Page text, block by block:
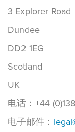
3 Explorer Road
Dundee
DD2 1EG
Scotland
UK
电话：+44
电子邮件：